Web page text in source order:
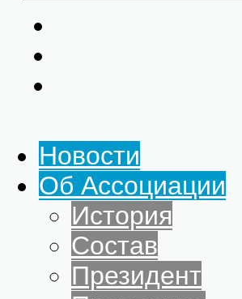
Новости
Об Ассоциации
История
Состав
Президент